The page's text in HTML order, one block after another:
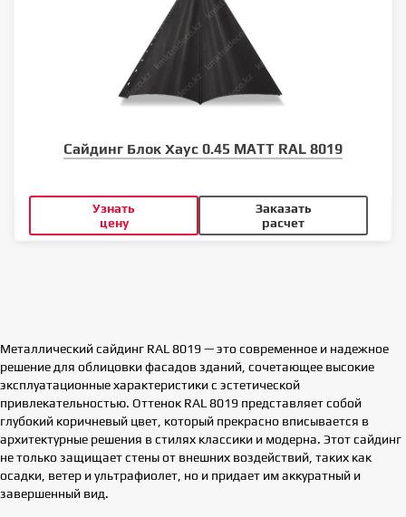
Сайдинг Блок Хаус 0.45 MATT RAL 8019
Узнать
цену
Заказать
расчет
Металлический сайдинг RAL 8019 — это современное и надежное
решение для облицовки фасадов зданий, сочетающее высокие
эксплуатационные характеристики с эстетической
привлекательностью. Оттенок RAL 8019 представляет собой
глубокий коричневый цвет, который прекрасно вписывается в
архитектурные решения в стилях классики и модерна. Этот сайдинг
не только защищает стены от внешних воздействий, таких как
осадки, ветер и ультрафиолет, но и придает им аккуратный и
завершенный вид.